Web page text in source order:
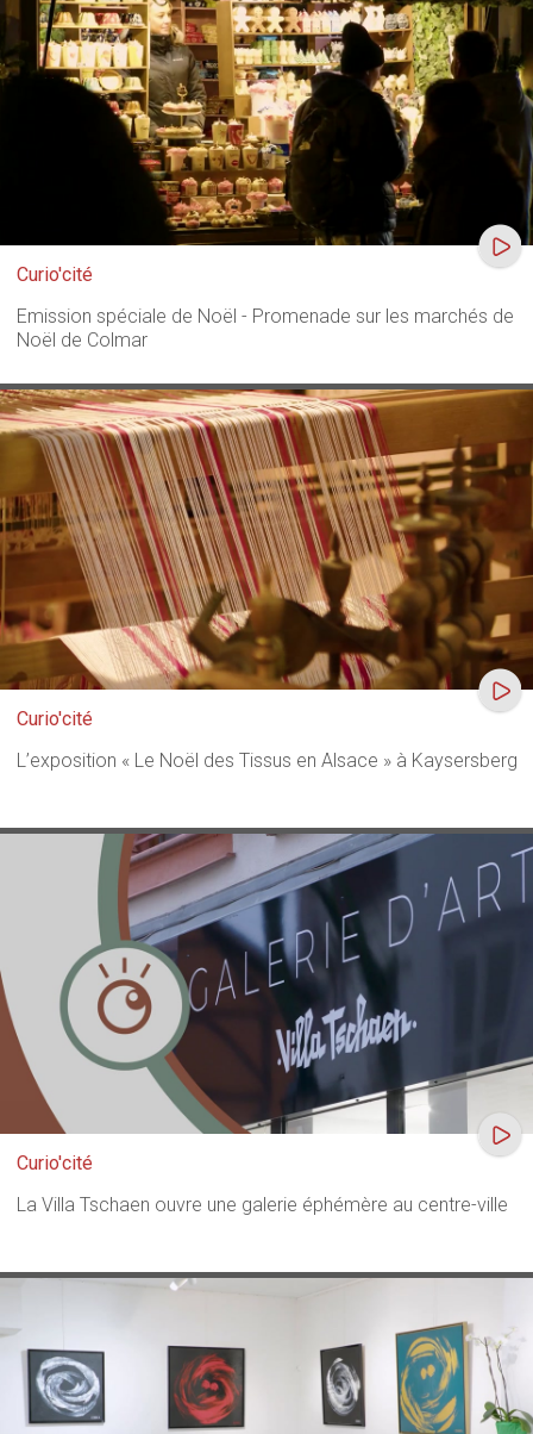
Curio'cité
Emission spéciale de Noël - Promenade sur les marchés de
Noël de Colmar
Curio'cité
L’exposition « Le Noël des Tissus en Alsace » à Kaysersberg
Curio'cité
La Villa Tschaen ouvre une galerie éphémère au centre-ville